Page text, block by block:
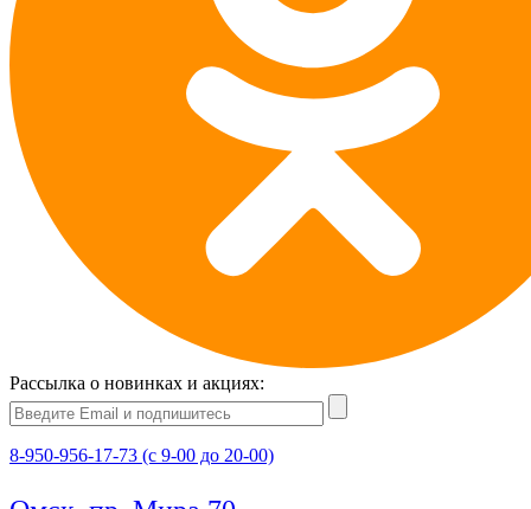
Рассылка о новинках и акциях:
8-950-956-17-73 (с 9-00 до 20-00)